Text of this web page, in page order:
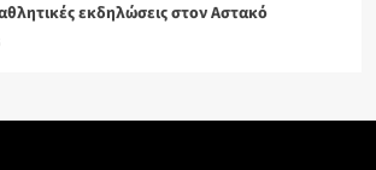
αθλητικές εκδηλώσεις στον Αστακό